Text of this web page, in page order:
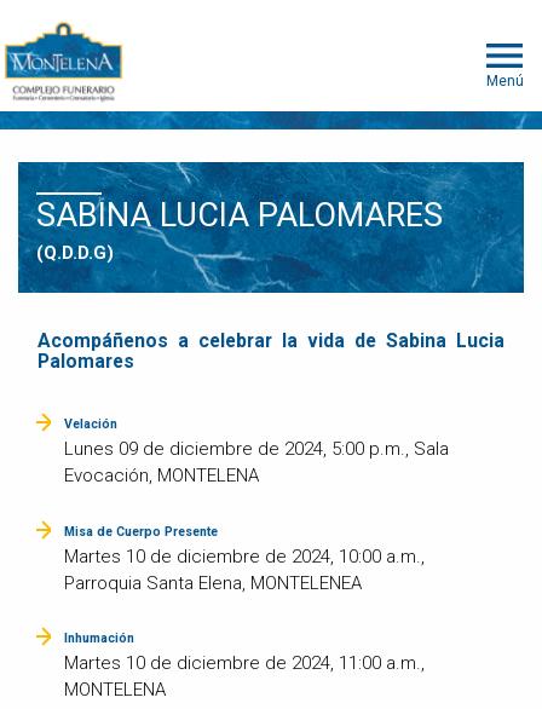
Menú
SABINA LUCIA PALOMARES
(Q.D.D.G)
Acompáñenos a celebrar la vida de Sabina Lucia
Palomares
Velación
Lunes 09 de diciembre de 2024, 5:00 p.m., Sala
Evocación, MONTELENA
Misa de Cuerpo Presente
Martes 10 de diciembre de 2024, 10:00 a.m.,
Parroquia Santa Elena, MONTELENEA
Inhumación
Martes 10 de diciembre de 2024, 11:00 a.m.,
MONTELENA